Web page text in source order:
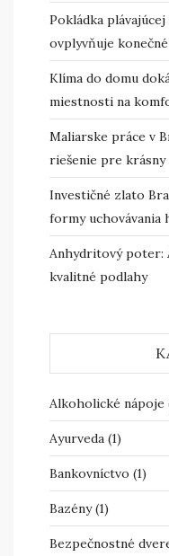
Pokládka
ovplyvňuje konečné
Klíma do domu
miestnosti na
Maliarske práce v
riešenie pre
Investičné zlato
formy uchovávania
Anhydritový poter:
kvalitné podlahy
Alkoholické nápoje
Ayurveda (1)
Bankovníctvo (1)
Bazény(1)
Bezpečnostné